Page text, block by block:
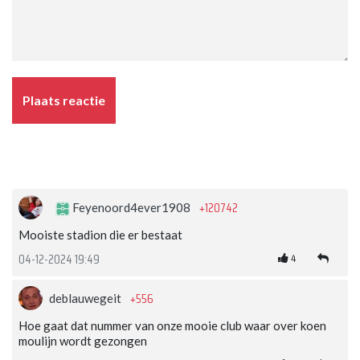
Plaats reactie
Feyenoord4ever1908 +120742
Mooiste stadion die er bestaat
04-12-2024 19:49 4
deblauwegeit +556
Hoe gaat dat nummer van onze mooie club waar over koen
moulijn wordt gezongen